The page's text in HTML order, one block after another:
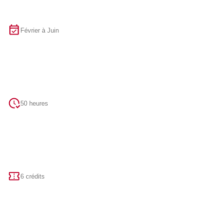
Février à Juin
50 heures
6 crédits